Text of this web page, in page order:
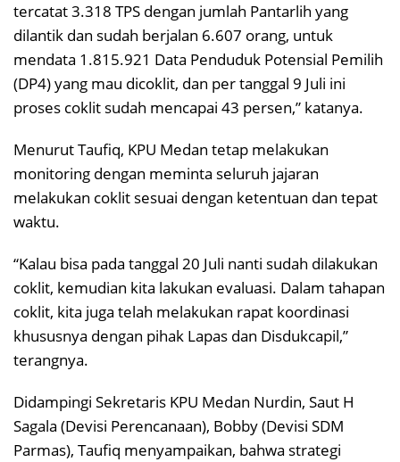
tercatat 3.318 TPS dengan jumlah Pantarlih yang
dilantik dan sudah berjalan 6.607 orang, untuk
mendata 1.815.921 Data Penduduk Potensial Pemilih
(DP4) yang mau dicoklit, dan per tanggal 9 Juli ini
proses coklit sudah mencapai 43 persen,” katanya.
Menurut Taufiq, KPU Medan tetap melakukan
monitoring dengan meminta seluruh jajaran
melakukan coklit sesuai dengan ketentuan dan tepat
waktu.
“Kalau bisa pada tanggal 20 Juli nanti sudah dilakukan
coklit, kemudian kita lakukan evaluasi. Dalam tahapan
coklit, kita juga telah melakukan rapat koordinasi
khususnya dengan pihak Lapas dan Disdukcapil,”
terangnya.
Didampingi Sekretaris KPU Medan Nurdin, Saut H
Sagala (Devisi Perencanaan), Bobby (Devisi SDM
Parmas), Taufiq menyampaikan, bahwa strategi